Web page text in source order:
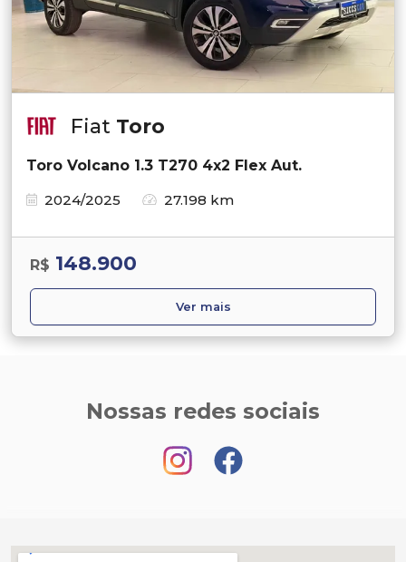
Fiat Toro
Toro Volcano 1.3 T270 4x2 Flex Aut.
2024/2025
27.198 km
R$ 148.900
Ver mais
Nossas redes sociais